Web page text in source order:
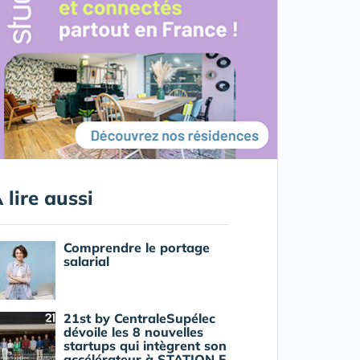
lire aussi
Comprendre le portage
salarial
21st by CentraleSupélec
dévoile les 8 nouvelles
startups qui intègrent son